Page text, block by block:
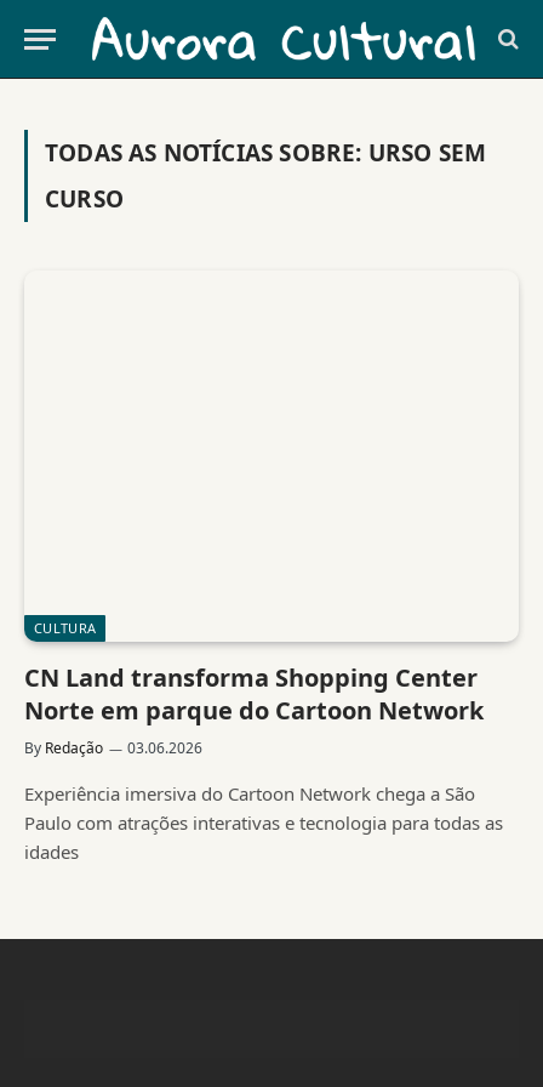
TODAS AS NOTÍCIAS SOBRE: URSO SEM
CURSO
CULTURA
CN Land transforma Shopping Center
Norte em parque do Cartoon Network
By Redação 03.06.2026
Experiência imersiva do Cartoon Network chega a São
Paulo com atrações interativas e tecnologia para todas as
idades